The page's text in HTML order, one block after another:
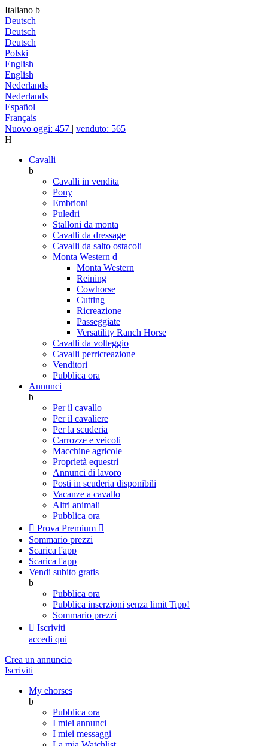
Italiano b
Deutsch
Deutsch
Deutsch
Polski
English
English
Nederlands
Nederlands
Español
Français
Nuovo oggi: 457 | venduto: 565
H
Cavalli
b
Cavalli in vendita
Pony
Embrioni
Puledri
Stalloni da monta
Cavalli da dressage
Cavalli da salto ostacoli
Monta Western d
Monta Western
Reining
Cowhorse
Cutting
Ricreazione
Passeggiate
Versatility Ranch Horse
Cavalli da volteggio
Cavalli perricreazione
Venditori
Pubblica ora
Annunci
b
Per il cavallo
Per il cavaliere
Per la scuderia
Carrozze e veicoli
Macchine agricole
Proprietà equestri
Annunci di lavoro
Posti in scuderia disponibili
Vacanze a cavallo
Altri animali
Pubblica ora
 Prova Premium 
Sommario prezzi
Scarica l'app
Scarica l'app
Vendi subito gratis
b
Pubblica ora
Pubblica inserzioni senza limit Tipp!
Sommario prezzi
 Iscriviti
accedi qui
Crea un annuncio
Iscriviti
My ehorses
b
Pubblica ora
I miei annunci
I miei messaggi